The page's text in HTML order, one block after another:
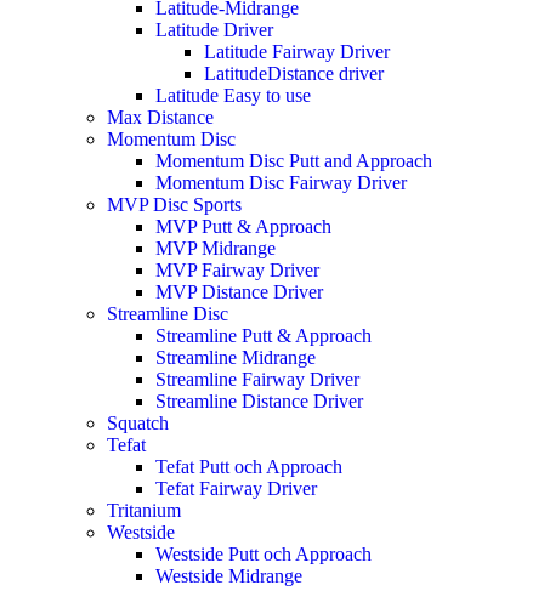
Latitude-Midrange
Latitude Driver
Latitude Fairway Driver
LatitudeDistance driver
Latitude Easy to use
Max Distance
Momentum Disc
Momentum Disc Putt and Approach
Momentum Disc Fairway Driver
MVP Disc Sports
MVP Putt & Approach
MVP Midrange
MVP Fairway Driver
MVP Distance Driver
Streamline Disc
Streamline Putt & Approach
Streamline Midrange
Streamline Fairway Driver
Streamline Distance Driver
Squatch
Tefat
Tefat Putt och Approach
Tefat Fairway Driver
Tritanium
Westside
Westside Putt och Approach
Westside Midrange